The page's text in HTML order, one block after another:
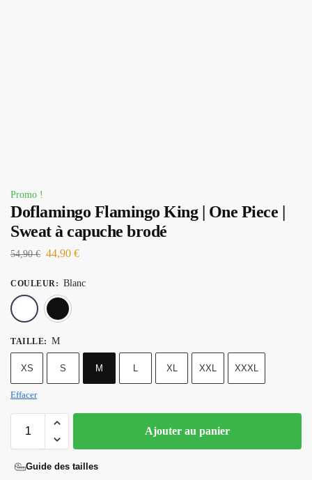
Promo !
Doflamingo Flamingo King | One Piece |
Sweat à capuche brodé
54,90€ 44,90 €
COULEUR : Blanc
TAILLE: M
XS S M L XL XXL XXXL
Effacer
Ajouter au panier
Guide des tailles